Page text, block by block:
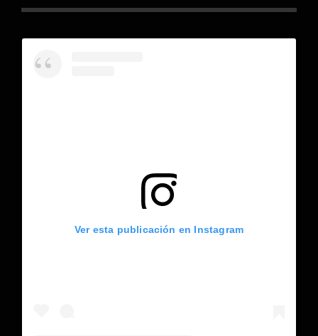
Ver esta publicación en Instagram